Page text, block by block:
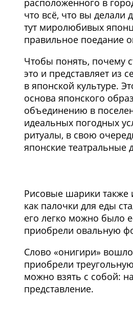
расположенного в
что всё, что вы делали
тут миролюбивых
правильное поедание
Чтобы понять, почему
это и представляет из
в японской культуре.
основа японского
объединению в
идеальных погодных
ритуалы, в свою
японские театральные
Рисовые шарики также
как палочки для еды
его легко можно было
приобрели овальную
Слово «онигири»
приобрели
можно взять с собой:
представление.